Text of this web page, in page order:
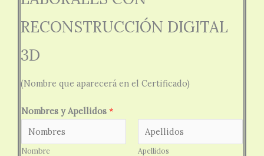
RECONSTRUCCIÓN DIGITAL
3D
(Nombre que aparecerá en el Certificado)
Nombres y Apellidos *
Nombre Apellidos